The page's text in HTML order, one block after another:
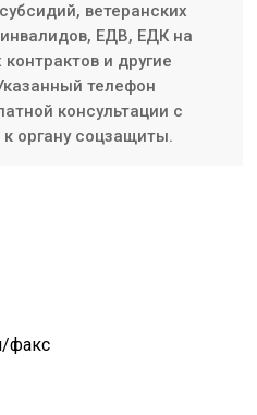
ветеранских
ЕДВ, ЕДК на
и другие
телефон
консультации с
органу соцзащиты.
факс